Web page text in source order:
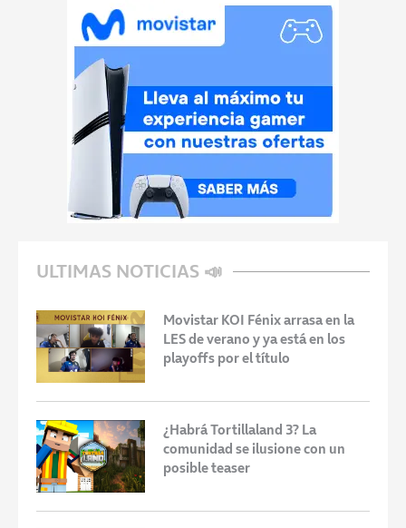
ULTIMAS NOTICIAS 📣
Movistar KOI Fénix arrasa en la
LES de verano y ya está en los
playoffs por el título
¿Habrá Tortillaland 3? La
comunidad se ilusione con un
posible teaser